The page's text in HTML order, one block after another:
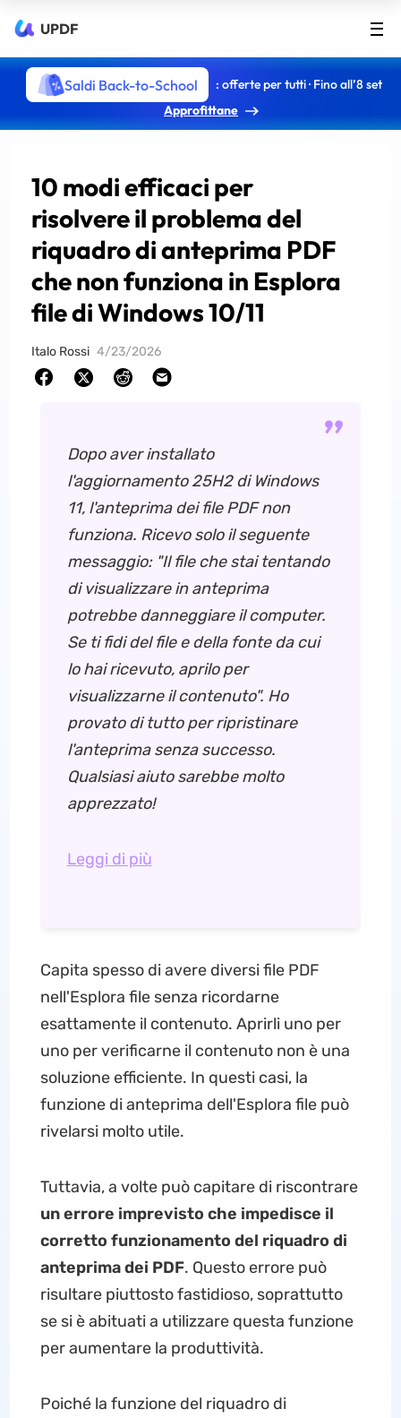
UPDF
Saldi Back-to-School
: offerte per tutti · Fino all’8 set
Approfittane
10 modi efficaci per
risolvere il problema del
riquadro di anteprima PDF
che non funziona in Esplora
file di Windows 10/11
Italo Rossi 4/23/2026
Dopo aver installato
l'aggiornamento 25H2 di Windows
11, l'anteprima dei file PDF non
funziona. Ricevo solo il seguente
messaggio: "Il file che stai tentando
di visualizzare in anteprima
potrebbe danneggiare il computer.
Se ti fidi del file e della fonte da cui
lo hai ricevuto, aprilo per
visualizzarne il contenuto". Ho
provato di tutto per ripristinare
l'anteprima senza successo.
Qualsiasi aiuto sarebbe molto
apprezzato!
Leggi di più
Capita spesso di avere diversi file PDF
nell'Esplora file senza ricordarne
esattamente il contenuto. Aprirli uno per
uno per verificarne il contenuto non è una
soluzione efficiente. In questi casi, la
funzione di anteprima dell'Esplora file può
rivelarsi molto utile.
Tuttavia, a volte può capitare di riscontrare
un errore imprevisto che impedisce il
corretto funzionamento del riquadro di
anteprima dei PDF. Questo errore può
risultare piuttosto fastidioso, soprattutto
se si è abituati a utilizzare questa funzione
per aumentare la produttività.
Poiché la funzione del riquadro di